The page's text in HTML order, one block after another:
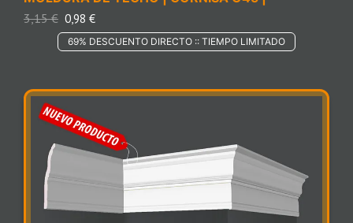
3,15€ 0,98 €
69% DESCUENTO DIRECTO :: TIEMPO LIMITADO